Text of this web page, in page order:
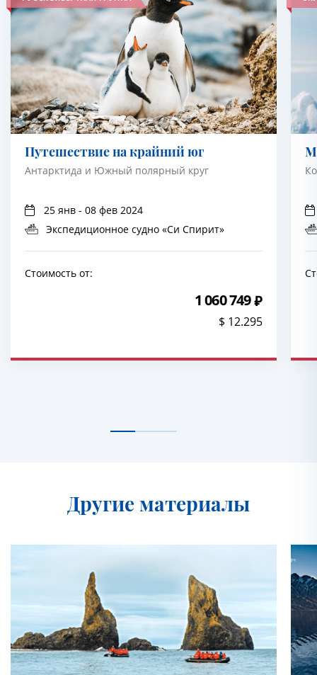
Путешествие на крайний юг
Антарктида и Южный полярный круг
25 янв - 08 фев 2024
Экспедиционное судно «Си Спирит»
Стоимость от:
1 060 749
$ 12.295
Другие материалы